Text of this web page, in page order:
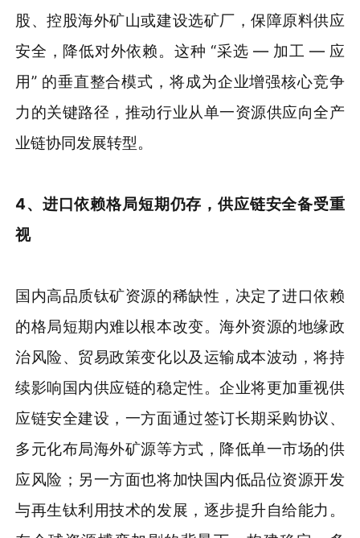
股、控股海外矿山或建设选矿厂，保障原料供应
安全，降低对外依赖。这种 “采选 — 加工 — 应
用” 的垂直整合模式，将成为企业增强核心竞争
力的关键路径，推动行业从单一资源供应向全产
业链协同发展转型。
4、进口依赖格局短期仍存，供应链安全备受重
视
国内高品质钛矿资源的稀缺性，决定了进口依赖
的格局短期内难以根本改变。海外资源的地缘政
治风险、贸易政策变化以及运输成本波动，将持
续影响国内供应链的稳定性。企业将更加重视供
应链安全建设，一方面通过签订长期采购协议、
多元化布局海外矿源等方式，降低单一市场的供
应风险；另一方面也将加快国内低品位资源开发
与再生钛利用技术的发展，逐步提升自给能力。